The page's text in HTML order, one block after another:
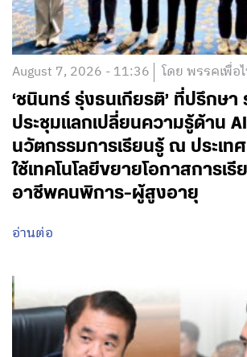
August 7, 2026 - 11:36 โดย พรรคเพื่อ
‘ชนินทร์ รุ่งธนเกียรติ’ ที่ปรึกษ
ประชุมแลกเปลี่ยนความรู้ด้าน AI
นวัตกรรมการเรียนรู้ ณ ประเทศ
ใช้เทคโนโลยีขยายโอกาสการเ
อาชีพคนพิการ-ผู้สูงอายุ
อ่านต่อ